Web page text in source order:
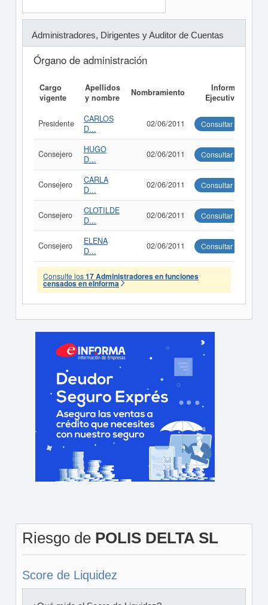
Administradores, Dirigentes y Auditor de Cuentas
Órgano de administración
Cargo
vigente
Apellidos
y nombre
Nombramiento
Informe
Ejecutivo
Presidente
CARLOS
D...
02/06/2011 Consultar
Consejero
HUGO
D...
02/06/2011 Consultar
Consejero
CARLA
D...
02/06/2011 Consultar
Consejero
CLOTILDE
D...
02/06/2011 Consultar
Consejero
ELENA
D...
02/06/2011 Consultar
Consulte los17 Administradores en funciones
censados en eInforma
Riesgo de POLIS DELTA SL
Score de Liquidez